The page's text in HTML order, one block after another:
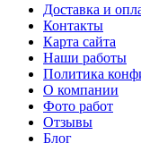
Доставка и
Контакты
Карта сайта
Наши работы
Политика
О компании
Фото работ
Отзывы
Блог